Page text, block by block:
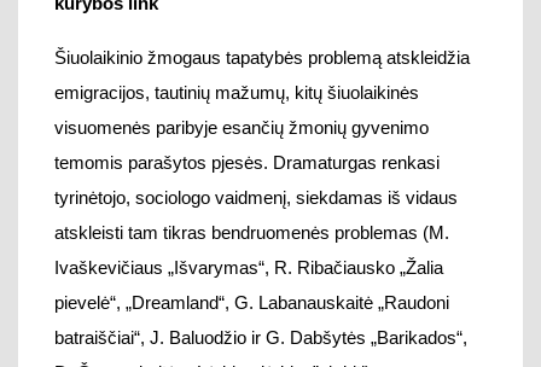
Ivaškevičiaus „Išvarymas“, R. Ribačiausko „Žalia
pievelė“, „Dreamland“, G. Labanauskaitė „Raudoni
batraiščiai“
J. Baluodžio ir G. Dabšytės „Barikados“,
D. Čepauskaitė
s „Lė-kiau-lė-kiau” ir kiti).
Emigracijos tema parašyta M. Ivaškevičiaus drama
„Išvarymas“ tapo vienu populiariausių spektaklių
Lietuvos teatre (2011 m. Lietuvos nacionaliniame
dramos teatre režisavo O. Koršunovas).Emigracija,
skirtingai nei tremtis, yra savanoriškas pasirinkimas,
tačiau ją nulemiančios socialinės, ekonominės